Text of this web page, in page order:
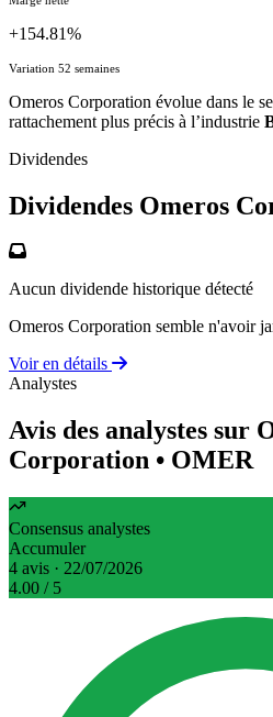
+154.81%
Variation 52 semaines
Omeros Corporation évolue dans le
rattachement plus précis à l’industrie
Dividendes
Dividendes Omeros
Aucun dividende historique détecté
Omeros Corporation semble n'avoir
Voir en détails
Analystes
Avis des analystes sur
Corporation • OMER
Consensus analystes
Accumuler
4 avis · 22/07/2026
4.00 / 5